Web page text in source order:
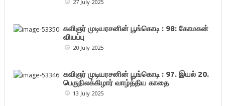
27 July 2025
கவிஞர் முடியரசனின் பூங்கொடி : 98: கோமகன்
வியப்பு
20 July 2025
கவிஞர் முடியரசனின் பூங்கொடி : 97. இயல் 20.
பெருநிலக்கிழார் வாழ்த்திய காதை
13 July 2025